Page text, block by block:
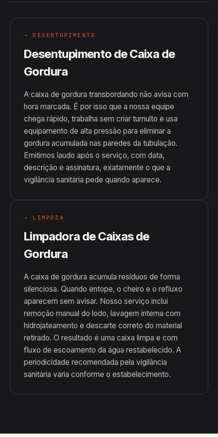
→ DESENTUPIMENTO
Desentupimento de Caixa de
Gordura
A caixa de gordura transbordando não avisa com
hora marcada. É por isso que a nossa equipe
chega rápido, trabalha sem criar tumulto e usa
equipamento de alta pressão para eliminar a
gordura acumulada nas paredes da tubulação.
Emitimos laudo após o serviço, com data,
descrição e assinatura, exatamente o que a
vigilância sanitária pede quando aparece.
→ LIMPEZA
Limpadora de Caixas de
Gordura
A caixa de gordura acumula resíduos de forma
silenciosa. Quando entope, o cheiro e o refluxo
aparecem sem avisar. Nosso serviço inclui
remoção manual do lodo, lavagem interna com
hidrojateamento e descarte correto do material
retirado. O resultado é uma caixa limpa e com
fluxo de escoamento da água restabelecido. A
periodicidade recomendada pela vigilância
sanitária varia conforme o estabelecimento.